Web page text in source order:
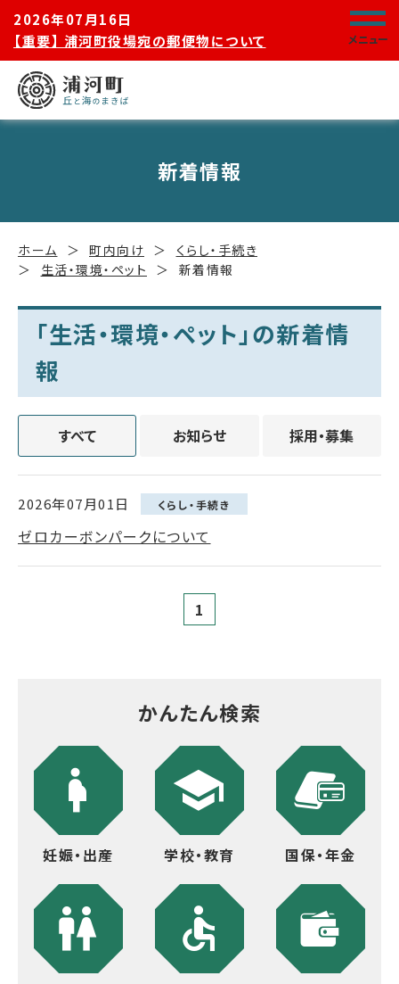
2026年07月16日
【重要】 浦河町役場宛の郵便物について
メニュー
新着情報
ホーム 町内向け
くらし・手続き
生活・環境・ペット
新着情報
「生活・環境・ペット」の新着情
報
すべて お知らせ 採用・募集
2026年07月01日 くらし・手続き
ゼロカーボンパークについて
1
かんたん検索
妊娠・出産 学校・教育 国保・年金